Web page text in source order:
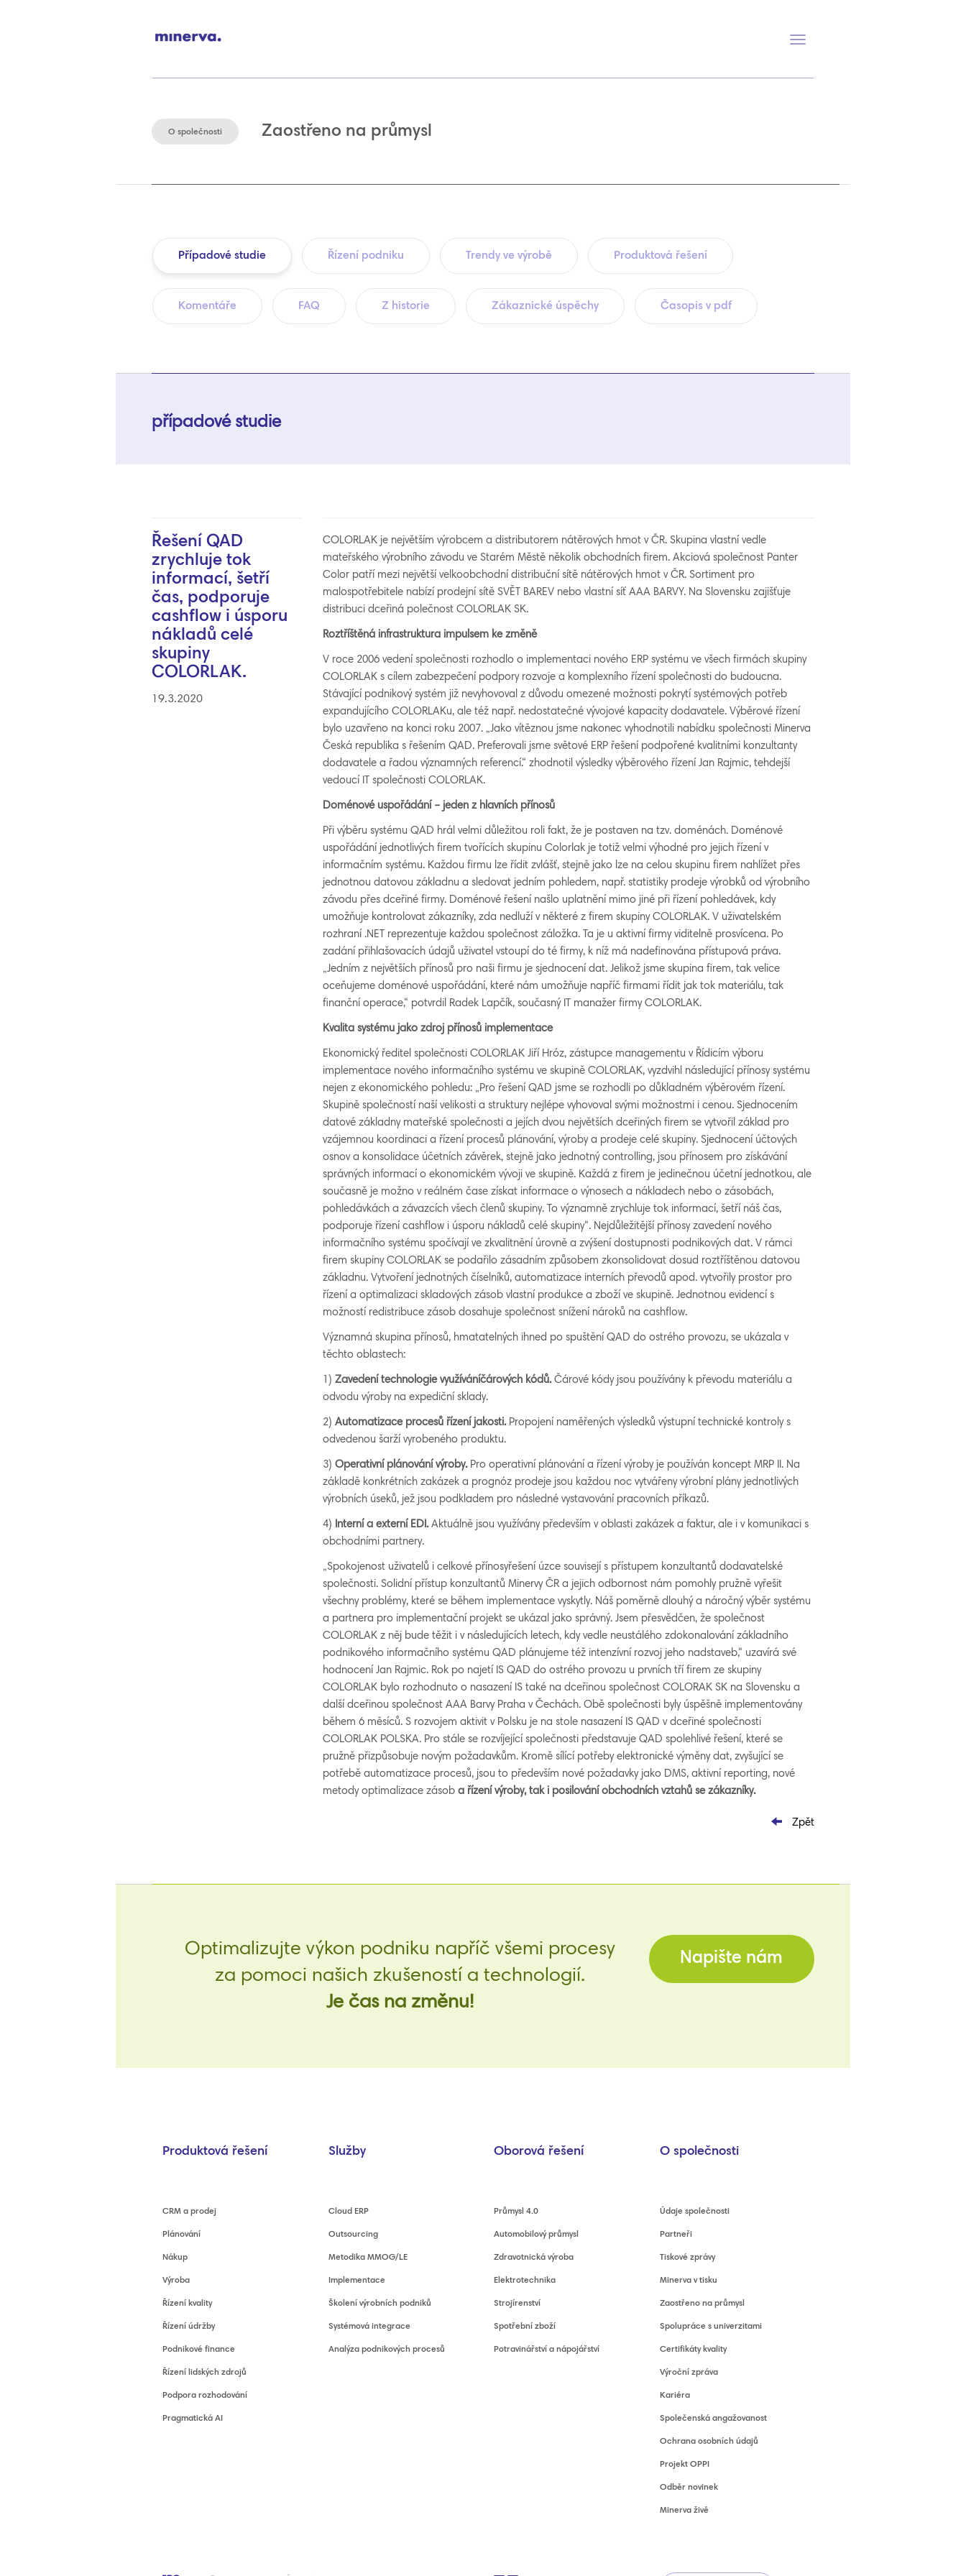
Přepnout
O společnosti Zaostřeno na průmysl
Případové studie Řízení podniku Trendy ve výrobě Produktová řešení
Komentáře FAQ Z historie Zákaznické úspěchy Časopis v pdf
případové studie
Řešení QAD
zrychluje tok
informací, šetří
čas, podporuje
cashflow i úsporu
nákladů celé
skupiny
COLORLAK.
19.3.2020
COLORLAK je největším výrobcem a distributorem nátěrových hmot v ČR. Skupina vlastní vedle
mateřského výrobního závodu ve Starém Městě několik obchodních firem. Akciová společnost Panter
Color patří mezi největší velkoobchodní distribuční sítě nátěrových hmot v ČR. Sortiment pro
malospotřebitele nabízí prodejní sítě SVĚT BAREV nebo vlastní síť AAA BARVY. Na Slovensku zajišťuje
distribuci dceřiná polečnost COLORLAK SK.
Roztříštěná infrastruktura impulsem ke změně
V roce 2006 vedení společnosti rozhodlo o implementaci nového ERP systému ve všech firmách skupiny
COLORLAK s cílem zabezpečení podpory rozvoje a komplexního řízení společnosti do budoucna.
Stávající podnikový systém již nevyhovoval z důvodu omezené možnosti pokrytí systémových potřeb
expandujícího COLORLAKu, ale též např. nedostatečné vývojové kapacity dodavatele. Výběrové řízení
bylo uzavřeno na konci roku 2007. „Jako vítěznou jsme nakonec vyhodnotili nabídku společnosti Minerva
Česká republika s řešením QAD. Preferovali jsme světové ERP řešení podpořené kvalitními konzultanty
dodavatele a řadou významných referencí.“ zhodnotil výsledky výběrového řízení Jan Rajmic, tehdejší
vedoucí IT společnosti COLORLAK.
Doménové uspořádání – jeden z hlavních přínosů
Při výběru systému QAD hrál velmi důležitou roli fakt, že je postaven na tzv. doménách. Doménové
uspořádání jednotlivých firem tvořících skupinu Colorlak je totiž velmi výhodné pro jejich řízení v
informačním systému. Každou firmu lze řídit zvlášť, stejně jako lze na celou skupinu firem nahlížet přes
jednotnou datovou základnu a sledovat jedním pohledem, např. statistiky prodeje výrobků od výrobního
závodu přes dceřiné firmy. Doménové řešení našlo uplatnění mimo jiné při řízení pohledávek, kdy
umožňuje kontrolovat zákazníky, zda nedluží v některé z firem skupiny COLORLAK. V uživatelském
rozhraní .NET reprezentuje každou společnost záložka. Ta je u aktivní firmy viditelně prosvícena. Po
zadání přihlašovacích údajů uživatel vstoupí do té firmy, k níž má nadefinována přístupová práva.
„Jedním z největších přínosů pro naši firmu je sjednocení dat. Jelikož jsme skupina firem, tak velice
oceňujeme doménové uspořádání, které nám umožňuje napříč firmami řídit jak tok materiálu, tak
finanční operace,“ potvrdil Radek Lapčík, současný IT manažer firmy COLORLAK.
Kvalita systému jako zdroj přínosů implementace
Ekonomický ředitel společnosti COLORLAK Jiří Hróz, zástupce managementu v Řídicím výboru
implementace nového informačního systému ve skupině COLORLAK, vyzdvihl následující přínosy systému
nejen z ekonomického pohledu: „Pro řešení QAD jsme se rozhodli po důkladném výběrovém řízení.
Skupině společností naší velikosti a struktury nejlépe vyhovoval svými možnostmi i cenou. Sjednocením
datové základny mateřské společnosti a jejích dvou největších dceřiných firem se vytvořil základ pro
vzájemnou koordinaci a řízení procesů plánování, výroby a prodeje celé skupiny. Sjednocení účtových
osnov a konsolidace účetních závěrek, stejně jako jednotný controlling, jsou přínosem pro získávání
správných informací o ekonomickém vývoji ve skupině. Každá z firem je jedinečnou účetní jednotkou, ale
současně je možno v reálném čase získat informace o výnosech a nákladech nebo o zásobách,
pohledávkách a závazcích všech členů skupiny. To významně zrychluje tok informací, šetří náš čas,
podporuje řízení cashflow i úsporu nákladů celé skupiny“. Nejdůležitější přínosy zavedení nového
informačního systému spočívají ve zkvalitnění úrovně a zvýšení dostupnosti podnikových dat. V rámci
firem skupiny COLORLAK se podařilo zásadním způsobem zkonsolidovat dosud roztříštěnou datovou
základnu. Vytvoření jednotných číselníků, automatizace interních převodů apod. vytvořily prostor pro
řízení a optimalizaci skladových zásob vlastní produkce a zboží ve skupině. Jednotnou evidencí s
možností redistribuce zásob dosahuje společnost snížení nároků na cashflow.
Významná skupina přínosů, hmatatelných ihned po spuštění QAD do ostrého provozu, se ukázala v
těchto oblastech:
1) Zavedení technologie využíváníčárových kódů. Čárové kódy jsou používány k převodu materiálu a
odvodu výroby na expediční sklady.
2) Automatizace procesů řízení jakosti. Propojení naměřených výsledků výstupní technické kontroly s
odvedenou šarží vyrobeného produktu.
3) Operativní plánování výroby. Pro operativní plánování a řízení výroby je používán koncept MRP II. Na
základě konkrétních zakázek a prognóz prodeje jsou každou noc vytvářeny výrobní plány jednotlivých
výrobních úseků, jež jsou podkladem pro následné vystavování pracovních příkazů.
4) Interní a externí EDI. Aktuálně jsou využívány především v oblasti zakázek a faktur, ale i v komunikaci s
obchodními partnery.
„Spokojenost uživatelů i celkové přínosyřešení úzce souvisejí s přístupem konzultantů dodavatelské
společnosti. Solidní přístup konzultantů Minervy ČR a jejich odbornost nám pomohly pružně vyřešit
všechny problémy, které se během implementace vyskytly. Náš poměrně dlouhý a náročný výběr systému
a partnera pro implementační projekt se ukázal jako správný. Jsem přesvědčen, že společnost
COLORLAK z něj bude těžit i v následujících letech, kdy vedle neustálého zdokonalování základního
podnikového informačního systému QAD plánujeme též intenzívní rozvoj jeho nadstaveb,“ uzavírá své
hodnocení Jan Rajmic. Rok po najetí IS QAD do ostrého provozu u prvních tří firem ze skupiny
COLORLAK bylo rozhodnuto o nasazení IS také na dceřinou společnost COLORAK SK na Slovensku a
další dceřinou společnost AAA Barvy Praha v Čechách. Obě společnosti byly úspěšně implementovány
během 6 měsíců. S rozvojem aktivit v Polsku je na stole nasazení IS QAD v dceřiné společnosti
COLORLAK POLSKA. Pro stále se rozvíjející společnosti představuje QAD spolehlivé řešení, které se
pružně přizpůsobuje novým požadavkům. Kromě sílící potřeby elektronické výměny dat, zvyšující se
potřebě automatizace procesů, jsou to především nové požadavky jako DMS, aktivní reporting, nové
metody optimalizace zásob a řízení výroby, tak i posilování obchodních vztahů se zákazníky.
Zpět
Optimalizujte výkon podniku napříč všemi procesy
za pomoci našich zkušeností a technologií.
Je čas na změnu!
Napište nám
Produktová řešení
CRM a prodej
Plánování
Nákup
Výroba
Řízení kvality
Řízení údržby
Podnikové finance
Řízení lidských zdrojů
Podpora rozhodování
Pragmatická AI
Služby
Cloud ERP
Outsourcing
Metodika MMOG/LE
Implementace
Školení výrobních podniků
Systémová integrace
Analýza podnikových procesů
Oborová řešení
Průmysl 4.0
Automobilový průmysl
Zdravotnická výroba
Elektrotechnika
Strojírenství
Spotřební zboží
Potravinářství a nápojářství
O společnosti
Údaje společnosti
Partneři
Tiskové zprávy
Minerva v tisku
Zaostřeno na průmysl
Spolupráce s univerzitami
Certifikáty kvality
Výroční zpráva
Kariéra
Společenská angažovanost
Ochrana osobních údajů
Projekt OPPI
Odběr novinek
Minerva živě